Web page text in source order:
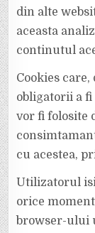
din alte
aceasta
continutul
Cookies
obligatorii a
vor fi folosite
cu acestea,
Utilizatorul
orice
browser-ului